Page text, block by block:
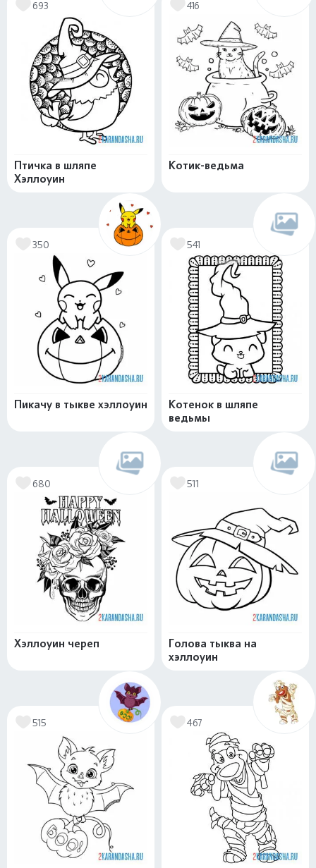
693
Птичка в шляпе
Хэллоуин
416
Котик-ведьма
350
Пикачу в тыкве хэллоуин
541
Котенок в шляпе
ведьмы
680
Хэллоуин череп
511
Голова тыква на
хэллоуин
515 467